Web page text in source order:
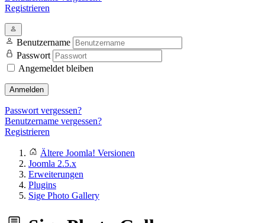
Registrieren
Benutzername
Passwort
Angemeldet bleiben
Anmelden
Passwort vergessen?
Benutzername vergessen?
Registrieren
Ältere Joomla! Versionen
Joomla 2.5.x
Erweiterungen
Plugins
Sige Photo Gallery